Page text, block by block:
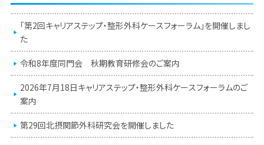
「第2回キャリアステップ・整形外科ケースフォーラム」を開催しまし
た
令和8年度同門会 秋期教育研修会のご案内
2026年7月18日キャリアステップ・整形外科ケースフォーラムのご
案内
第29回北摂関節外科研究会を開催しました